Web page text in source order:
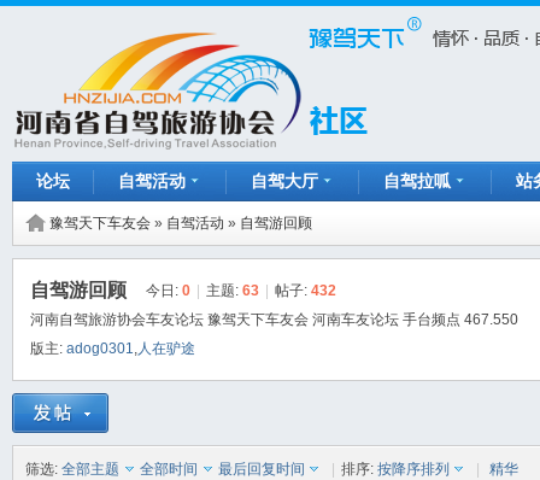
论坛 自驾活动 自驾大厅 自驾拉呱 站
豫驾天下车友会 » 自驾活动 » 自驾游回顾
自驾游回顾 今日: 0 主题: 63 帖子: 432
河南自驾旅游协会车友论坛 豫驾天下车友会 河南车友论坛 手台频点 467.550
版主: adog0301,人在驴途
筛选: 全部主题 全部时间 最后回复时间 排序: 按降序排列 精华